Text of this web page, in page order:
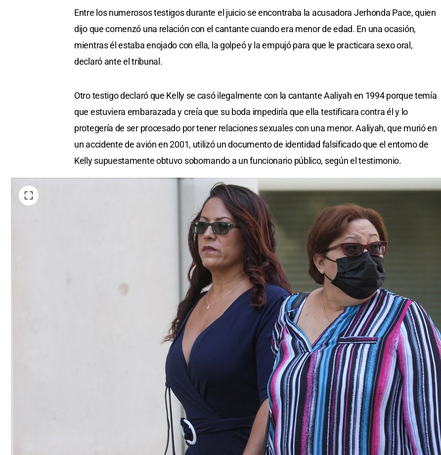
Entre los numerosos testigos durante el juicio se encontraba la acusadora Jerhonda Pace, quien
dijo que comenzó una relación con el cantante cuando era menor de edad. En una ocasión,
mientras él estaba enojado con ella, la golpeó y la empujó para que le practicara sexo oral,
declaró ante el tribunal.
Otro testigo declaró que Kelly se casó ilegalmente con la cantante Aaliyah en 1994 porque temía
que estuviera embarazada y creía que su boda impediría que ella testificara contra él y lo
protegería de ser procesado por tener relaciones sexuales con una menor. Aaliyah, que murió en
un accidente de avión en 2001, utilizó un documento de identidad falsificado que el entorno de
Kelly supuestamente obtuvo sobornando a un funcionario público, según el testimonio.